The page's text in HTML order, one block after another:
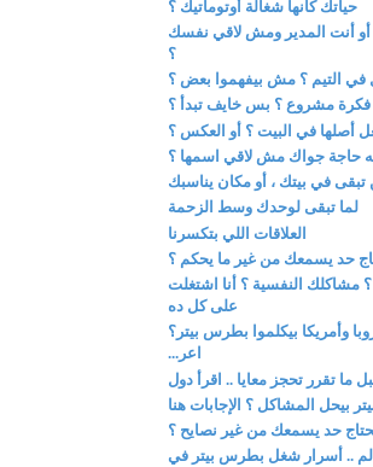
حياتك كأنها شغالة أوتوماتيك ؟
أو أنت المدير ومش لاقي نفسك
؟
التيم ؟ مش بيفهموا بعض ؟
مشروع ؟ بس خايف تبدأ ؟
أصلها في البيت ؟ أو العكس ؟
حاجة جواك مش لاقي اسمها ؟
في بيتك ، أو مكان يناسبك
لما تبقى لوحدك وسط الزحمة
العلاقات اللي بتكسرنا
حد يسمعك من غير ما يحكم ؟
النفسية ؟ أنا اشتغلت
على كل ده
وأمريكا بيكلموا بطرس بيتر؟
اعر...
ما تقرر تحجز معايا .. اقرأ دول
بيحل المشاكل ؟ الإجابات هنا
حد يسمعك من غير نصايح ؟
.. أسرار شغل بطرس بيتر في